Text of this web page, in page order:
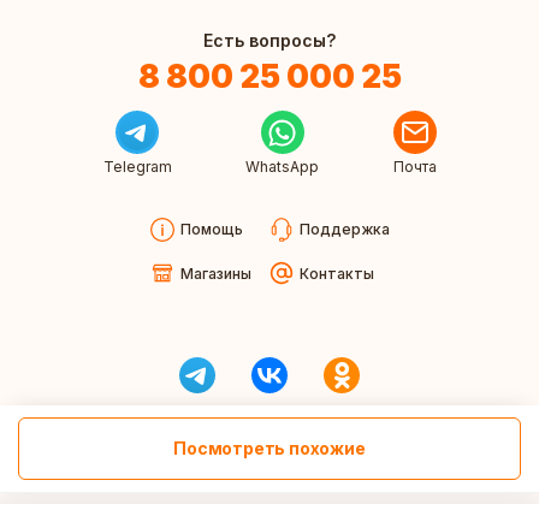
Посмотреть похожие
Есть вопросы?
8 800 25 000 25
Telegram WhatsApp Почта
Помощь Поддержка
Магазины Контакты